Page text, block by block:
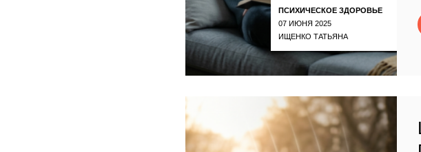
ПСИХИЧЕСКОЕ ЗДОРОВЬЕ
07 ИЮНЯ 2025
ИЩЕНКО ТАТЬЯНА